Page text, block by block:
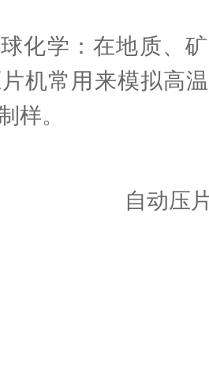
学：在地质、矿
机常用来模拟高
样。